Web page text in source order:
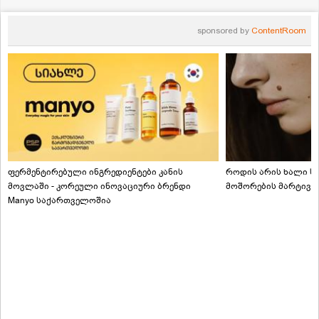
sponsored by ContentRoom
ფერმენტირებული ინგრედიენტები კანის
მოვლაში - კორეული ინოვაციური ბრენდი
Manyo საქართველოშია
როდის არის ხალი
მოშორების